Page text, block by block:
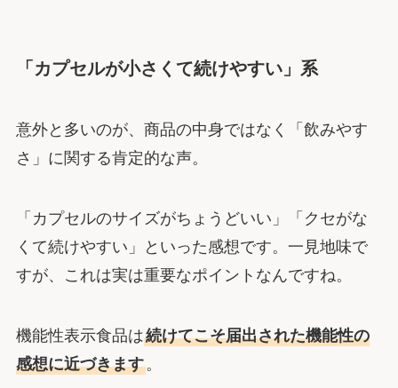
「カプセルが小さくて続けやすい」系
意外と多いのが、商品の中身ではなく「飲みやす
さ」に関する肯定的な声。
「カプセルのサイズがちょうどいい」「クセがな
くて続けやすい」といった感想です。一見地味で
すが、これは実は重要なポイントなんですね。
機能性表示食品は続けてこそ届出された機能性の
感想に近づきます。